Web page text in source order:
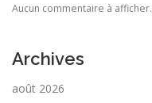
Aucun commentaire à afficher.
Archives
août 2026